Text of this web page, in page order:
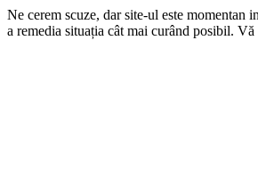
Ne cerem scuze, dar site-ul este momentan
a remedia situația cât mai curând posibil.